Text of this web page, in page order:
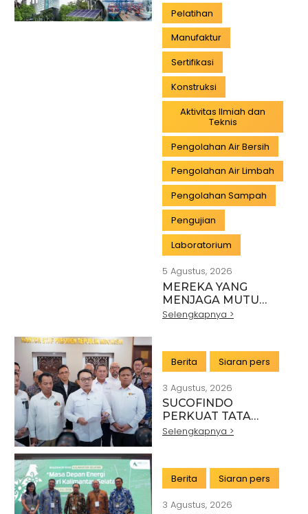
Pelatihan
Manufaktur
Sertifikasi
Konstruksi
Aktivitas Ilmiah dan
Teknis
Pengolahan Air Bersih
Pengolahan Air Limbah
Pengolahan Sampah
Pengujian
Laboratorium
5 Agustus, 2026
MEREKA YANG
MENJAGA MUTU
INDONESIA:
INDUSTRI
Selengkapnya >
Berita Siaran pers
3 Agustus, 2026
SUCOFINDO
PERKUAT TATA
KELOLA EKSPOR
DENGAN KSP DAN
DANANTARA
Selengkapnya >
Berita Siaran pers
3 Agustus, 2026